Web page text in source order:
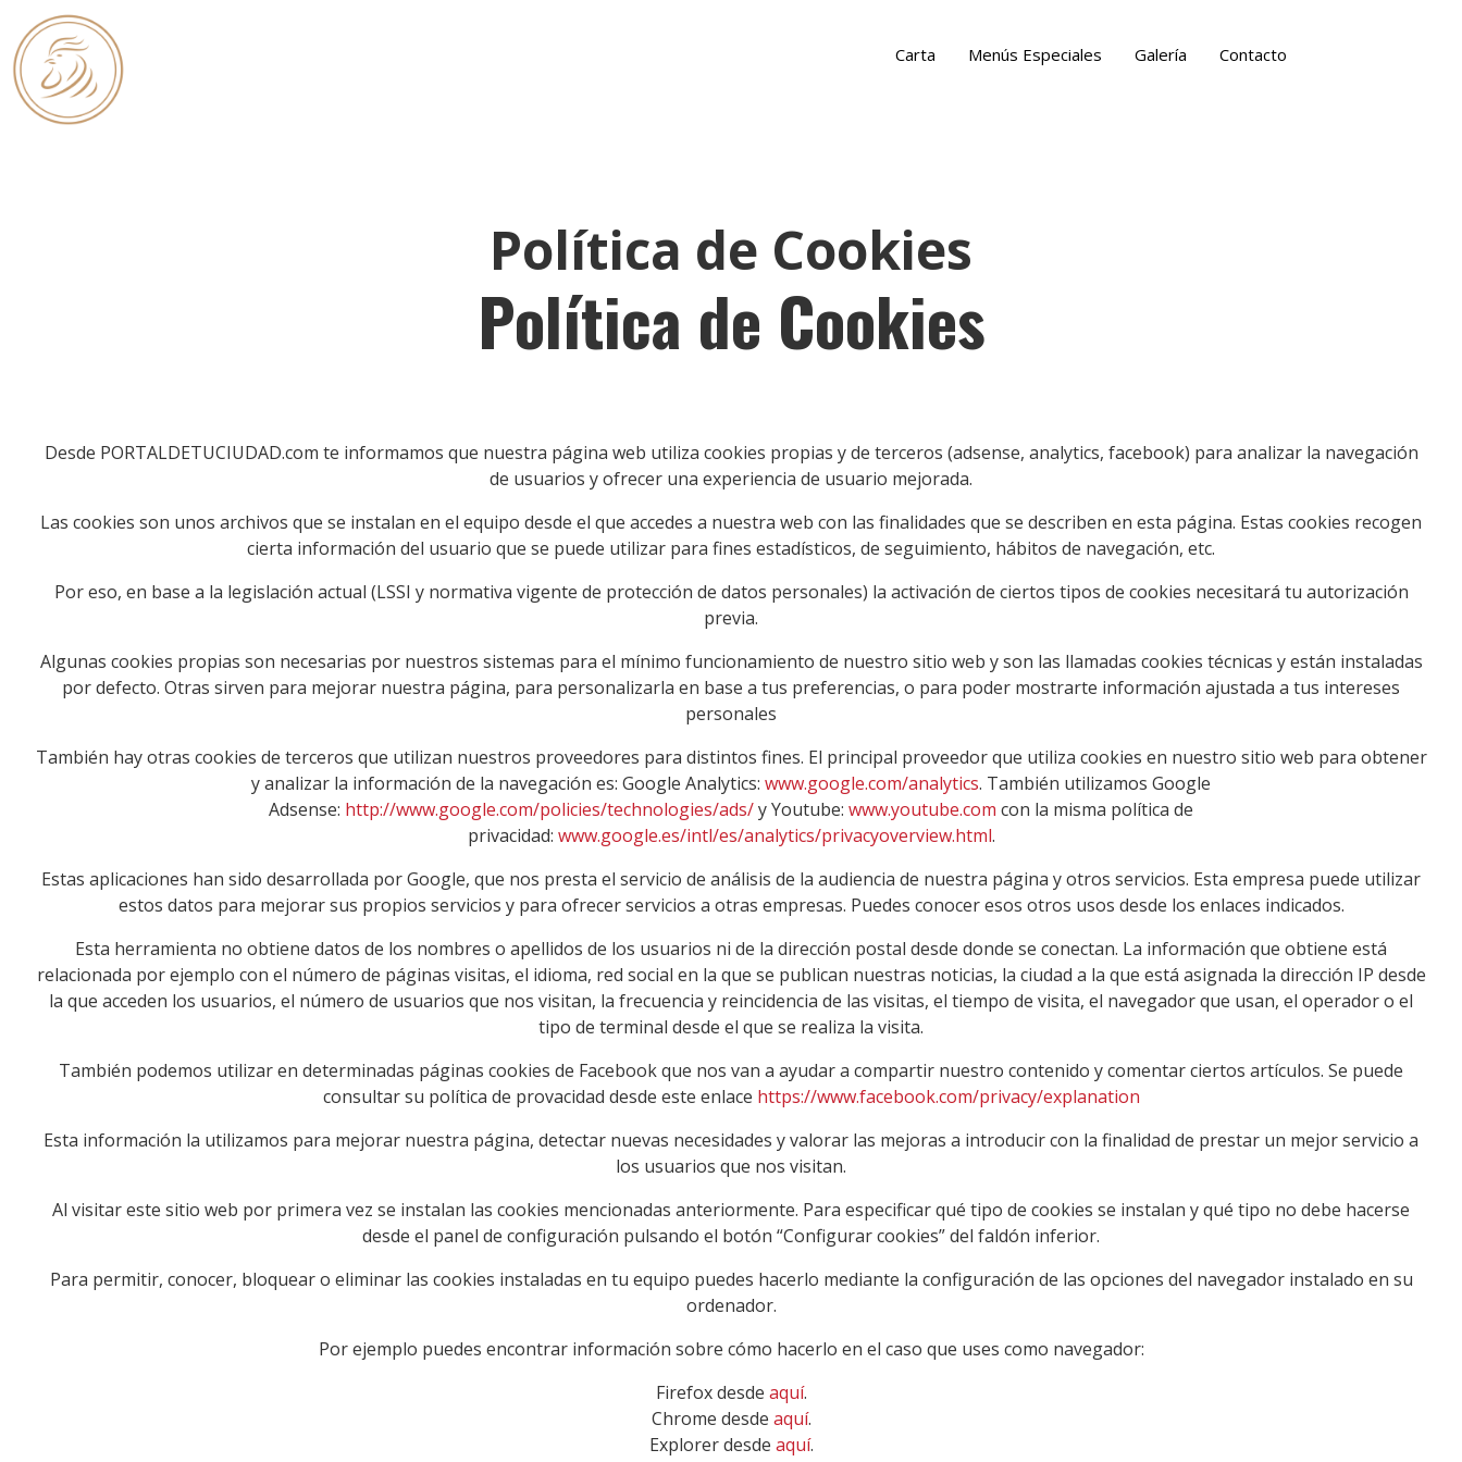
Carta Menús Especiales Galería Contacto
Política de Cookies
Política de Cookies
Desde PORTALDETUCIUDAD.com te informamos que nuestra página web utiliza cookies propias y de terceros (adsense, analytics, facebook) para analizar la navegación
de usuarios y ofrecer una experiencia de usuario mejorada.
Las cookies son unos archivos que se instalan en el equipo desde el que accedes a nuestra web con las finalidades que se describen en esta página. Estas cookies recogen
cierta información del usuario que se puede utilizar para fines estadísticos, de seguimiento, hábitos de navegación, etc.
Por eso, en base a la legislación actual (LSSI y normativa vigente de protección de datos personales) la activación de ciertos tipos de cookies necesitará tu autorización
previa.
Algunas cookies propias son necesarias por nuestros sistemas para el mínimo funcionamiento de nuestro sitio web y son las llamadas cookies técnicas y están instaladas
por defecto. Otras sirven para mejorar nuestra página, para personalizarla en base a tus preferencias, o para poder mostrarte información ajustada a tus intereses
personales
También hay otras cookies de terceros que utilizan nuestros proveedores para distintos fines. El principal proveedor que utiliza cookies en nuestro sitio web para obtener
y analizar la información de la navegación es: Google Analytics: www.google.com/analytics. También utilizamos Google
Adsense: http://www.google.com/policies/technologies/ads/y Youtube: www.youtube.com con la misma política de
privacidad: www.google.es/intl/es/analytics/privacyoverview.html.
Estas aplicaciones han sido desarrollada por Google, que nos presta el servicio de análisis de la audiencia de nuestra página y otros servicios. Esta empresa puede utilizar
estos datos para mejorar sus propios servicios y para ofrecer servicios a otras empresas. Puedes conocer esos otros usos desde los enlaces indicados.
Esta herramienta no obtiene datos de los nombres o apellidos de los usuarios ni de la dirección postal desde donde se conectan. La información que obtiene está
relacionada por ejemplo con el número de páginas visitas, el idioma, red social en la que se publican nuestras noticias, la ciudad a la que está asignada la dirección IP desde
la que acceden los usuarios, el número de usuarios que nos visitan, la frecuencia y reincidencia de las visitas, el tiempo de visita, el navegador que usan, el operador o el
tipo de terminal desde el que se realiza la visita.
También podemos utilizar en determinadas páginas cookies de Facebook que nos van a ayudar a compartir nuestro contenido y comentar ciertos artículos. Se puede
consultar su política de provacidad desde este enlace https://www.facebook.com/privacy/explanation
Esta información la utilizamos para mejorar nuestra página, detectar nuevas necesidades y valorar las mejoras a introducir con la finalidad de prestar un mejor servicio a
los usuarios que nos visitan.
Al visitar este sitio web por primera vez se instalan las cookies mencionadas anteriormente. Para especificar qué tipo de cookies se instalan y qué tipo no debe hacerse
desde el panel de configuración pulsando el botón “Configurar cookies” del faldón inferior.
Para permitir, conocer, bloquear o eliminar las cookies instaladas en tu equipo puedes hacerlo mediante la configuración de las opciones del navegador instalado en su
ordenador.
Por ejemplo puedes encontrar información sobre cómo hacerlo en el caso que uses como navegador:
Firefox desde aquí.
Chrome desde aquí.
Explorer desde aquí.